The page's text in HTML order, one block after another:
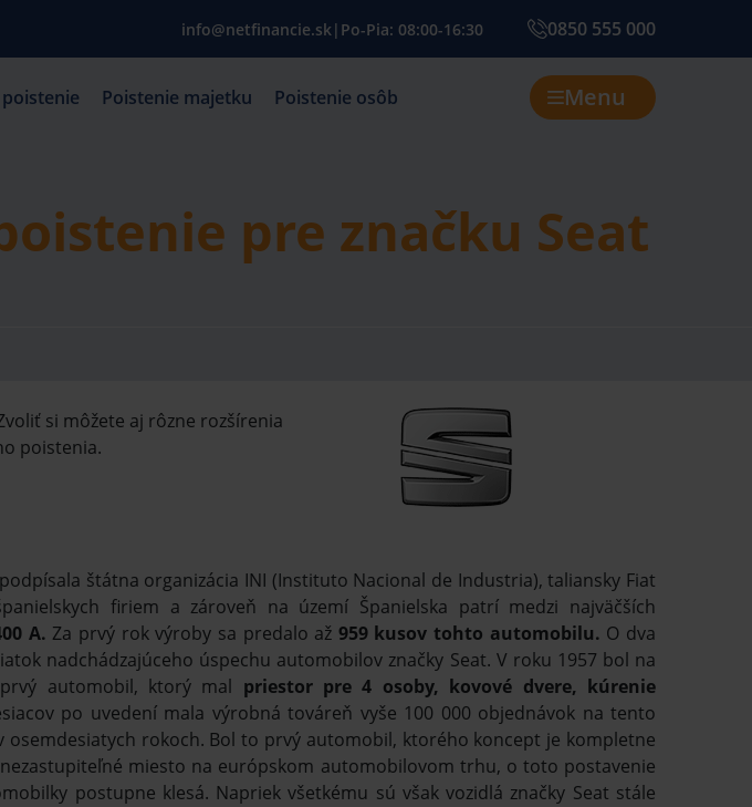
info@netfinancie.sk | Po-Pia: 08:00-16:30 0850 555 000
Poistenie majetku Poistenie osôb Menu
pre značku Seat
si môžete aj rôzne rozšírenia
poistenia.
štátna organizácia INI (Instituto Nacional de Industria), taliansky Fiat
firiem a zároveň na území Španielska patrí medzi najväčších
A. Za prvý rok výroby sa predalo až 959 kusov tohto automobilu. O dva
nadchádzajúceho úspechu automobilov značky Seat. V roku 1957 bol na
automobil, ktorý mal priestor pre 4 osoby, kovové dvere, kúrenie
po uvedení mala výrobná továreň vyše 100 000 objednávok na tento
osemdesiatych rokoch. Bol to prvý automobil, ktorého koncept je kompletne
miesto na európskom automobilovom trhu, o toto postavenie
postupne klesá. Napriek všetkému sú však vozidlá značky Seat stále